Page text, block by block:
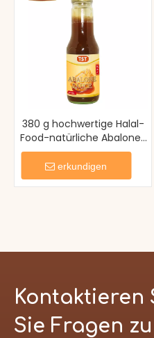
380 g hochwertige Halal-
Food-natürliche Abalone-
Sauce
erkundigen
Kontaktieren
Sie Fragen